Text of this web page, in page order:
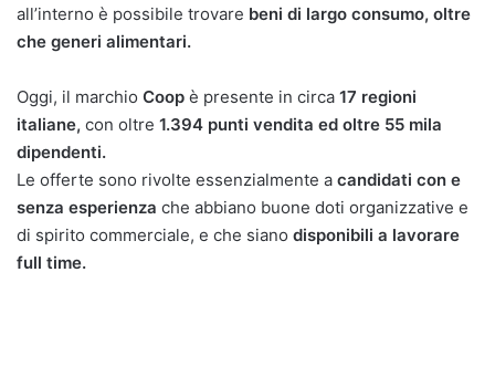
all’interno è possibile trovare beni di largo consumo, oltre
che generi alimentari.
Oggi, il marchio Coop è presente in circa 17 regioni
italiane, con oltre 1.394 punti vendita ed oltre 55 mila
dipendenti.
Le offerte sono rivolte essenzialmente a candidati con e
senza esperienza che abbiano buone doti organizzative e
di spirito commerciale, e che siano disponibili a lavorare
full time.